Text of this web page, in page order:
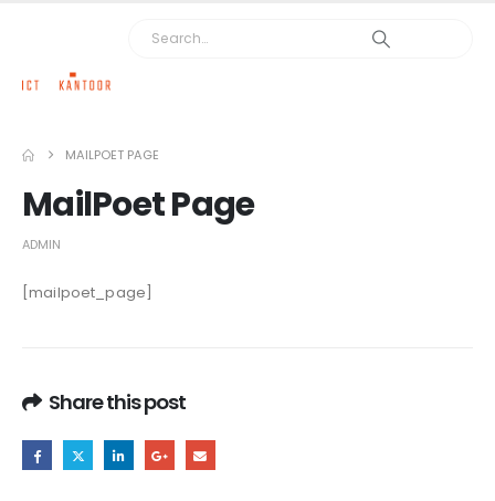
MAILPOET PAGE
MailPoet Page
ADMIN
[mailpoet_page]
Share this post